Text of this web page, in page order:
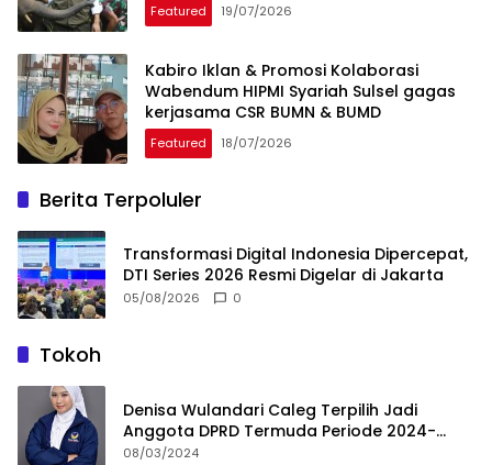
Featured 19/07/2026
Kabiro Iklan & Promosi Kolaborasi
Wabendum HIPMI Syariah Sulsel gagas
kerjasama CSR BUMN & BUMD
Featured 18/07/2026
Berita Terpoluler
Transformasi Digital Indonesia Dipercepat,
DTI Series 2026 Resmi Digelar di Jakarta
05/08/2026 0
Tokoh
Denisa Wulandari Caleg Terpilih Jadi
Anggota DPRD Termuda Periode 2024-
2029
08/03/2024